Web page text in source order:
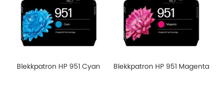
Blekkpatron HP 951 Cyan Blekkpatron HP 951 Magenta